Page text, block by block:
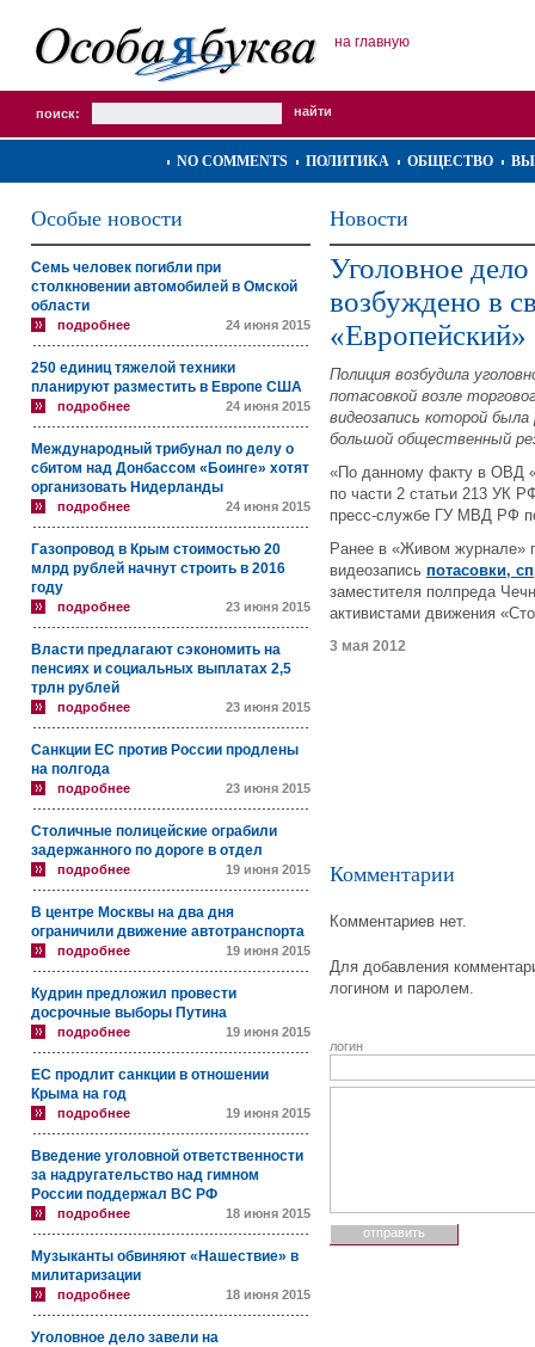
на главную
поиск:
NO COMMENTS ПОЛИТИКА ОБЩЕСТВО
Особые новости
Семь человек погибли при
столкновении автомобилей в Омской
области
подробнее 24 июня 2015
250 единиц тяжелой техники
планируют разместить в Европе США
подробнее 24 июня 2015
Международный трибунал по делу о
сбитом над Донбассом «Боинге» хотят
организовать Нидерланды
подробнее 24 июня 2015
Газопровод в Крым стоимостью 20
млрд рублей начнут строить в 2016
году
подробнее 23 июня 2015
Власти предлагают сэкономить на
пенсиях и социальных выплатах 2,5
трлн рублей
подробнее 23 июня 2015
Санкции ЕС против России продлены
на полгода
подробнее 23 июня 2015
Столичные полицейские ограбили
задержанного по дороге в отдел
подробнее 19 июня 2015
В центре Москвы на два дня
ограничили движение автотранспорта
подробнее 19 июня 2015
Кудрин предложил провести
досрочные выборы Путина
подробнее 19 июня 2015
ЕС продлит санкции в отношении
Крыма на год
подробнее 19 июня 2015
Введение уголовной ответственности
за надругательство над гимном
России поддержал ВС РФ
подробнее 18 июня 2015
Музыканты обвиняют «Нашествие» в
милитаризации
подробнее 18 июня 2015
Уголовное дело завели на
Новости
Уголовное дело
возбуждено в
«Европейский»
Полиция возбудила
потасовкой возле
видеозапись которой
большой общественный
«По данному факту в ОВД
по части 2 статьи 213 УК
пресс-службе ГУ МВД РФ
Ранее в «Живом журнале»
видеозапись потасовки,
заместителя полпреда
активистами движения
3 мая 2012
Комментарии
Комментариев нет.
Для добавления
логином и паролем.
логин